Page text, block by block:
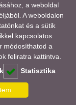
a weboldal
A weboldalon
és a sütik
kapcsolatos
módosíthatod a
feliratra kattintva.
Statisztika